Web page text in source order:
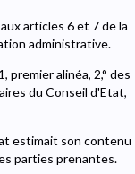
articles 6 et 7 de la
administrative.
premier alinéa, 2,° des
du Conseil d'Etat,
estimait son contenu
parties prenantes.